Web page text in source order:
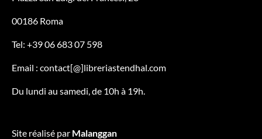
00186 Roma
Tel: +39 06 683 07 598
Email : contact[@]libreriastendhal.com
Du lundi au samedi, de 10h à 19h.
Site réalisé par Malanggan